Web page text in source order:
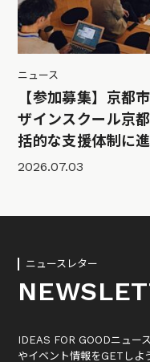
ニュース
【参加募集】京都
ザインスクール京
括的な支援体制に
2026.07.03
ニュースレター
IDEAS FOR GOODニュー
やイベント情報をGETしよ